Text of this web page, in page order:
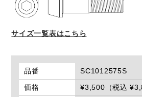
サイズ一覧表はこちら
品番
SC1012575S
価格
¥3,500（税込